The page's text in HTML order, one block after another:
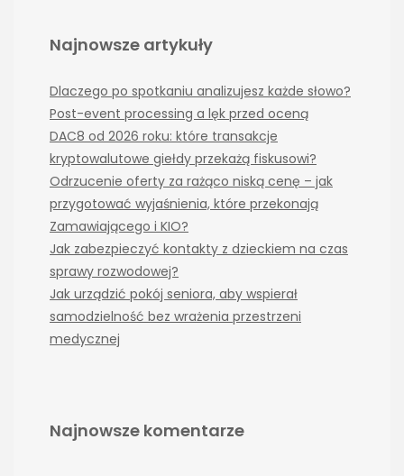
Najnowsze artykuły
Dlaczego po spotkaniu analizujesz każde słowo?
Post-event processing a lęk przed oceną
DAC8 od 2026 roku: które transakcje
kryptowalutowe giełdy przekażą fiskusowi?
Odrzucenie oferty za rażąco niską cenę – jak
przygotować wyjaśnienia, które przekonają
Zamawiającego i KIO?
Jak zabezpieczyć kontakty z dzieckiem na czas
sprawy rozwodowej?
Jak urządzić pokój seniora, aby wspierał
samodzielność bez wrażenia przestrzeni
medycznej
Najnowsze komentarze